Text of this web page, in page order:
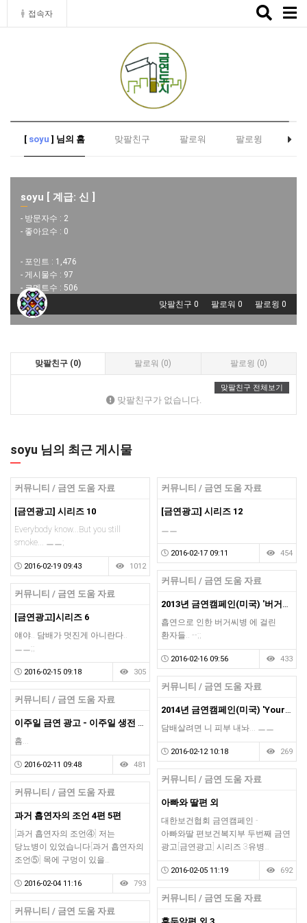
접속자
Toggle
[ soyu ] 님의 홈 맞팔친구 팔로워 팔로윙
soyu [ 계급: 신 ]
- 방문자수 : 2
- 좋아요수 : 0
- 포인트 : 1,476
- 게시물수 : 97
- 코멘트수 : 506
맞팔친구 0
팔로워 0 팔로윙 0
맞팔친구 (0) 팔로워 (0) 팔로윙 (0)
맞팔친구 전체보기
맞팔친구가 없습니다.
soyu 님의 최근 게시물
커뮤니티 / 금연 도움 자료
[금연광고] 시리즈 10
Everybody know...But you still
smoke... ㅡㅡ;
2016-02-19 09:43 1012
커뮤니티 / 금연 도움 자료
[금연광고] 시리즈 12
ㅡㅡ
2016-02-17 09:11 454
커뮤니티 / 금연 도움 자료
2013년 금연캠페인(미국) '버거씨병편'
흡연으로 인한 버거씨병 에 걸린
환자들.. --;;
2016-02-16 09:56 433
커뮤니티 / 금연 도움 자료
[금연광고]시리즈 6
얘야.. 담배가 멋진게 아니란다..
ㅡㅡ;;
2016-02-15 09:18 305
커뮤니티 / 금연 도움 자료
2014년 금연캠페인(미국) 'Your Skin편'
담배살려면 니 피부 내놔... ㅡㅡ
2016-02-12 10:18 269
커뮤니티 / 금연 도움 자료
이주일 금연 광고 - 이주일 생전 - 2002년
흠...
2016-02-11 09:48 481
커뮤니티 / 금연 도움 자료
아빠와 딸편 외
대한보건협회 금연캠페인 -
아빠와딸 편보건복지부 두번째 금연
광고[금연광고] 시리즈 3유병…
2016-02-05 11:19 692
커뮤니티 / 금연 도움 자료
과거 흡연자의 조언 4편 5편
[과거 흡연자의 조언④] 저는
당뇨병이 있었습니다[과거 흡연자의
조언⑤] 목에 구멍이 있을…
2016-02-04 11:16 793
커뮤니티 / 금연 도움 자료
커뮤니티 / 금연 도움 자료